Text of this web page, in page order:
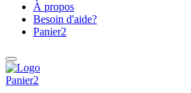
À propos
Besoin d'aide?
Panier2
Panier2